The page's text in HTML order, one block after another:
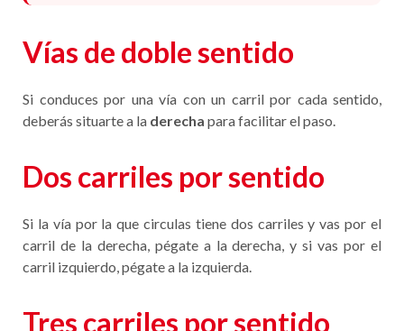
Vías de doble sentido
Si conduces por una vía con un carril por cada sentido,
deberás situarte a la derecha para facilitar el paso.
Dos carriles por sentido
Si la vía por la que circulas tiene dos carriles y vas por el
carril de la derecha, pégate a la derecha, y si vas por el
carril izquierdo, pégate a la izquierda.
Tres carriles por sentido